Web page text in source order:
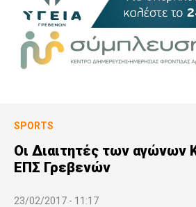
SPORTS
Οι Διαιτητές των αγώνων
ΕΠΣ Γρεβενών
23/02/2017 - 11:17